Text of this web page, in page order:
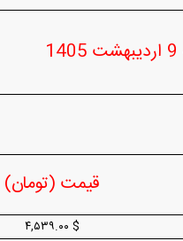
قیمت (تومان)
$ ۴,۵۳۹.۰۰
اسقاط و محدودیت جدید در مناطق آزاد